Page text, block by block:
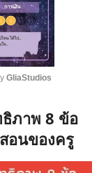
u
t
e
GliaStudios
ภาพ 8 ข้อ
อนของครู